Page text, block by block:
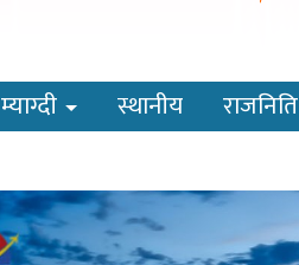
म्याग्दी स्थानीय राजनिति